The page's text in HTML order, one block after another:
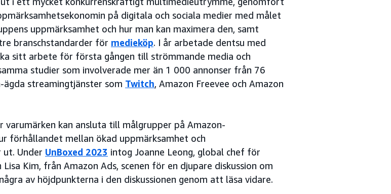
på digitala och sociala medier med målet
uppmärksamhet och hur man kan maximera den, samt
branschstandarder för medieköp. I år arbetade dentsu med
sitt arbete för första gången till strömmande media och
studier som involverade mer än 1 000 annonser från 76
ägda streamingtjänster som Twitch, Amazon Freevee och Amazon
varumärken kan ansluta till målgrupper på Amazon-
förhållandet mellan ökad uppmärksamhet och
ut. Under UnBoxed 2023 intog Joanne Leong, global chef för
Kim, från Amazon Ads, scenen för en djupare diskussion om
av höjdpunkterna i den diskussionen genom att läsa vidare.